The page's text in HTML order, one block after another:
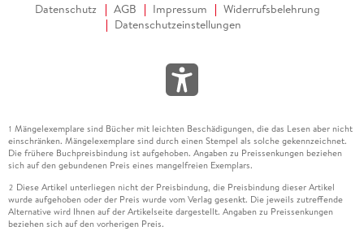
Datenschutz AGB Impressum
Widerrufsbelehrung
Datenschutzeinstellungen
1 Mängelexemplare sind Bücher mit leichten Beschädigungen, die das Lesen aber nicht
einschränken. Mängelexemplare sind durch einen Stempel als solche gekennzeichnet.
Die frühere Buchpreisbindung ist aufgehoben. Angaben zu Preissenkungen beziehen
sich auf den gebundenen Preis eines mangelfreien Exemplars.
2 Diese Artikel unterliegen nicht der Preisbindung, die Preisbindung dieser Artikel
wurde aufgehoben oder der Preis wurde vom Verlag gesenkt. Die jeweils zutreffende
Alternative wird Ihnen auf der Artikelseite dargestellt. Angaben zu Preissenkungen
beziehen sich auf den vorherigen Preis.